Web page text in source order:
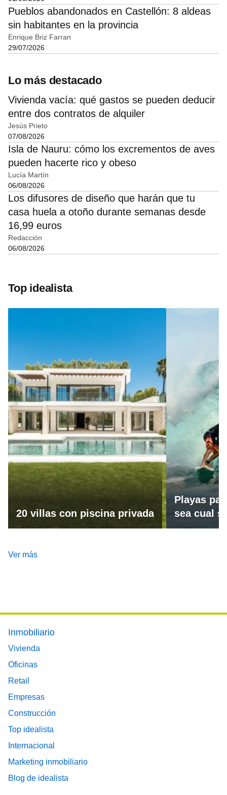
Pueblos abandonados en Castellón: 8 aldeas
sin habitantes en la provincia
Enrique Briz Farran
29/07/2026
Lo más destacado
Vivienda vacía: qué gastos se pueden deducir
entre dos contratos de alquiler
Jesús Prieto
07/08/2026
Isla de Nauru: cómo los excrementos de aves
pueden hacerte rico y obeso
Lucía Martín
06/08/2026
Los difusores de diseño que harán que tu
casa huela a otoño durante semanas desde
16,99 euros
Redacción
06/08/2026
Top idealista
20 villas con piscina privada
Playas
sea cual
Ver más
Footer main menu
Inmobiliario
Vivienda
Oficinas
Retail
Empresas
Construcción
Top idealista
Internacional
Marketing inmobiliario
Blog de idealista